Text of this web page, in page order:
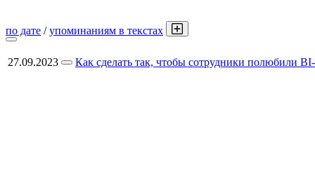
по дате /упоминаниям в текстах
27.09.2023 Как сделать так, чтобы сотрудники полюбили